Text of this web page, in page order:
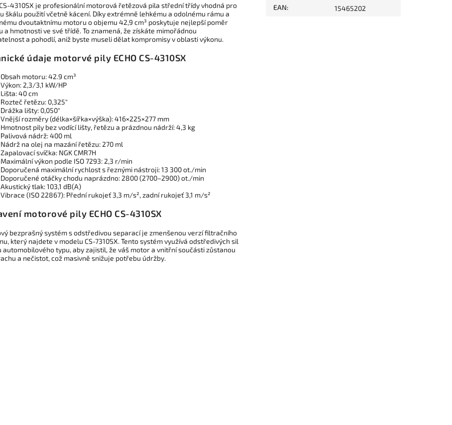
CS-4310SX je profesionální motorová řetězová pila střední třídy vhodná pro
škálu použití včetně kácení. Díky extrémně lehkému a odolnému rámu a
dvoutaktnímu motoru o objemu 42,9 cm³ poskytuje nejlepší poměr
a hmotnosti ve své třídě. To znamená, že získáte mimořádnou
a pohodlí, aniž byste museli dělat kompromisy v oblasti výkonu.
údaje motorvé pily ECHO CS-4310SX
Obsah motoru: 42.9 cm³
Výkon: 2,3/3,1 kW/HP
Lišta: 40 cm
Rozteč řetězu: 0,325"
Drážka lišty: 0,050"
Vnější rozměry (délka×šířka×výška): 416×225×277 mm
Hmotnost pily bez vodící lišty, řetězu a prázdnou nádrží: 4,3 kg
Palivová nádrž: 400 ml
Nádrž na olej na mazání řetězu: 270 ml
Zapalovací svíčka: NGK CMR7H
Maximální výkon podle ISO 7293: 2,3 r/min
Doporučená maximální rychlost s řeznými nástroji: 13 300 ot./min
Doporučené otáčky chodu naprázdno: 2800 (2700–2900) ot./min
Akustický tlak: 103,1 dB(A)
Vibrace (ISO 22867): Přední rukojeť 3,3 m/s², zadní rukojeť 3,1 m/s²
motorové pily ECHO CS-4310SX
bezprašný systém s odstředivou separací je zmenšenou verzí filtračního
který najdete v modelu CS-7310SX. Tento systém využívá odstředivých sil
automobilového typu, aby zajistil, že váš motor a vnitřní součásti zůstanou
a nečistot, což masivně snižuje potřebu údržby.
EAN: 15465202